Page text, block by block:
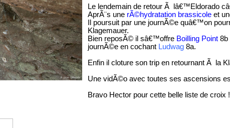
Le lendemain de retour Ã lâ€™Eldorado
AprÃ¨s une rÃ©hydratation brassicole et
Il poursuit par une journÃ©e quâ€™on
Klagemauer.
Bien reposÃ© il sâ€™offre Boilling Point 8b
journÃ©e en cochant Ludwag 8a.
Enfin il cloture son trip en retournant Ã la
Une vidÃ©o avec toutes ses ascensions
Bravo Hector pour cette belle liste de croix !